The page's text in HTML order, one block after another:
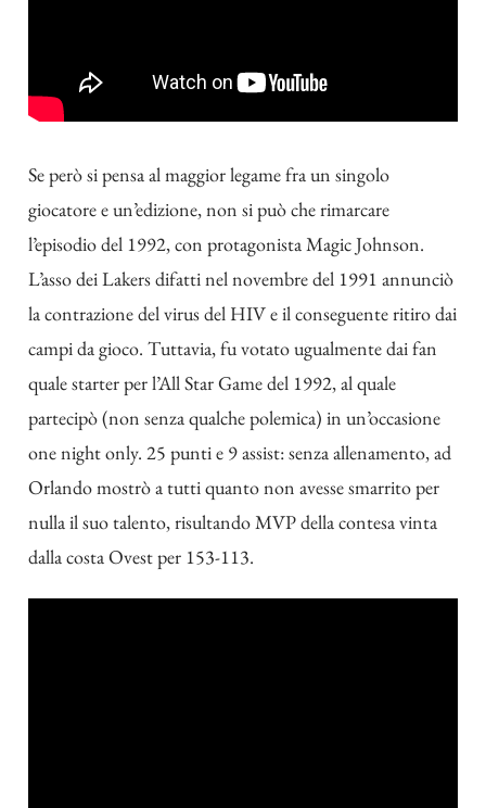
Se però si pensa al maggior legame fra un singolo
giocatore e un’edizione, non si può che rimarcare
l’episodio del 1992, con protagonista Magic Johnson.
L’asso dei Lakers difatti nel novembre del 1991 annunciò
la contrazione del virus del HIV e il conseguente ritiro dai
campi da gioco. Tuttavia, fu votato ugualmente dai fan
quale starter per l’All Star Game del 1992, al quale
partecipò (non senza qualche polemica) in un’occasione
one night only. 25 punti e 9 assist: senza allenamento, ad
Orlando mostrò a tutti quanto non avesse smarrito per
nulla il suo talento, risultando MVP della contesa vinta
dalla costa Ovest per 153-113.